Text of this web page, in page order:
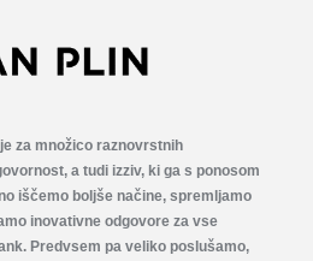
za množico raznovrstnih
a tudi izziv, ki ga s ponosom
iščemo boljše načine, spremljamo
inovativne odgovore za vse
Predvsem pa veliko poslušamo,